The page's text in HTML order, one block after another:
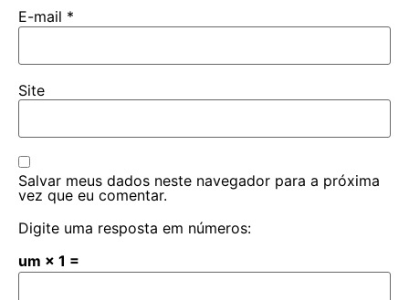
E-mail *
Site
Salvar meus dados neste navegador para a próxima
vez que eu comentar.
Digite uma resposta em números:
um × 1 =